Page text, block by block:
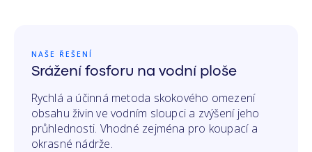
NAŠE ŘEŠENÍ
Srážení fosforu na vodní ploše
Rychlá a účinná metoda skokového omezení
obsahu živin ve vodním sloupci a zvýšení jeho
průhlednosti. Vhodné zejména pro koupací a
okrasné nádrže.